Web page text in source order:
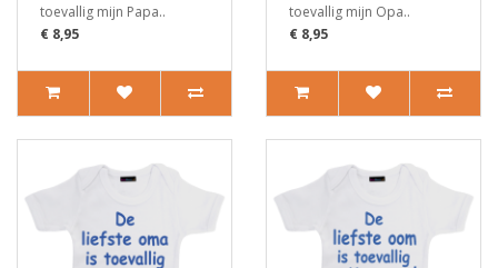
toevallig mijn Papa..
€ 8,95
toevallig mijn Opa..
€ 8,95